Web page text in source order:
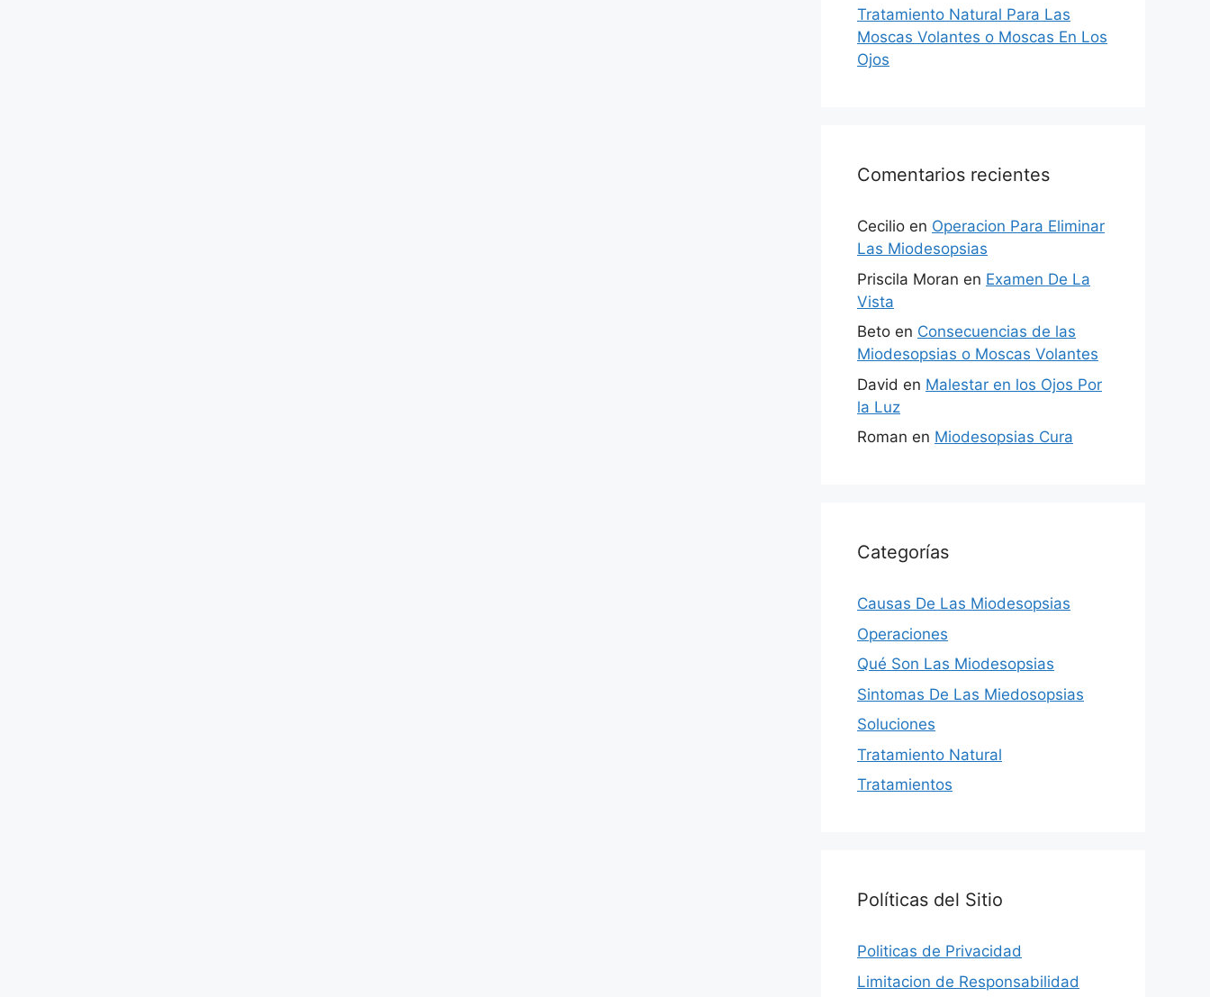
Tratamiento Natural Para Las
Moscas Volantes o Moscas En Los
Ojos
Comentarios recientes
Cecilio en Operacion Para Eliminar
Las Miodesopsias
Priscila Moran en Examen De La
Vista
Beto en Consecuencias de las
Miodesopsias o Moscas Volantes
David en Malestar en los Ojos Por
la Luz
Roman en Miodesopsias Cura
Categorías
Causas De Las Miodesopsias
Operaciones
Qué Son Las Miodesopsias
Sintomas De Las Miedosopsias
Soluciones
Tratamiento Natural
Tratamientos
Políticas del Sitio
Politicas de Privacidad
Limitacion de Responsabilidad